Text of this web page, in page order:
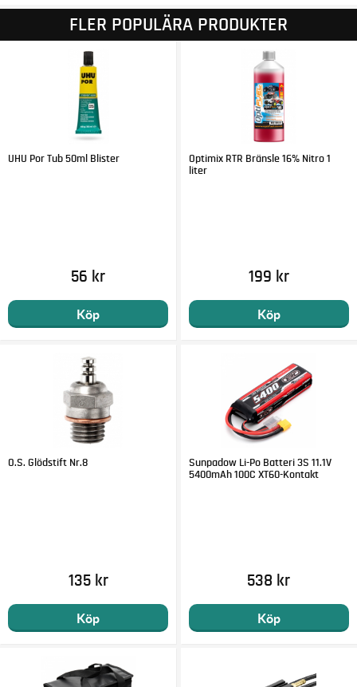
FLER POPULÄRA PRODUKTER
UHU Por Tub 50ml Blister
56 kr
Köp
Optimix RTR Bränsle 16% Nitro 1
liter
199 kr
Köp
O.S. Glödstift Nr.8
135 kr
Köp
Sunpadow Li-Po Batteri 3S 11.1V
5400mAh 100C XT60-Kontakt
538 kr
Köp